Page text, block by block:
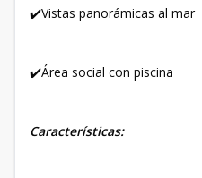
✔️Vistas panorámicas al mar
✔️Área social con piscina
Características: